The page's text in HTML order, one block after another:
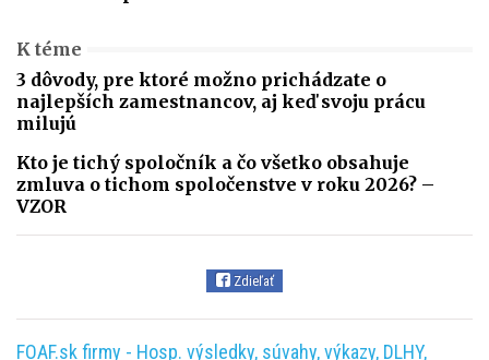
K téme
3 dôvody, pre ktoré možno prichádzate o
najlepších zamestnancov, aj keď svoju prácu
milujú
Kto je tichý spoločník a čo všetko obsahuje
zmluva o tichom spoločenstve v roku 2026? –
VZOR
Zdieľať
FOAF.sk firmy - Hosp. výsledky, súvahy, výkazy, DLHY,